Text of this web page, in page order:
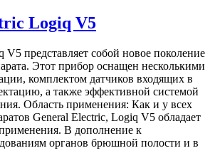
Logiq V5
V5 представляет собой новое поколение
Этот прибор оснащен несколькими
комплектом датчиков входящих в
а также эффективной системой
Область применения: Как и у всех
General Electric, Logiq V5 обладает
В дополнение к
органов брюшной полости и в